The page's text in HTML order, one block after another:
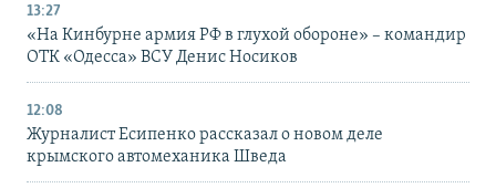
13:27
«На Кинбурне армия РФ в глухой обороне» – командир
ОТК «Одесса» ВСУ Денис Носиков
12:08
Журналист Есипенко рассказал о новом деле
крымского автомеханика Шведа